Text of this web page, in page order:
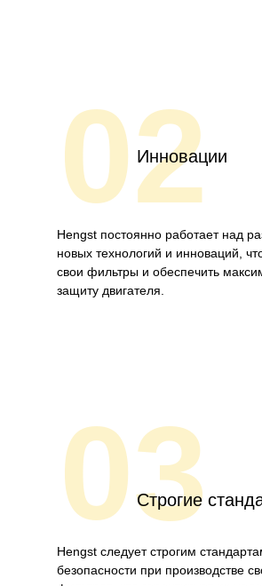
02
Инновации
Hengst постоянно работает над
новых технологий и инноваций,
свои фильтры и обеспечить
защиту двигателя.
03
Строгие
Hengst следует строгим
безопасности при производстве